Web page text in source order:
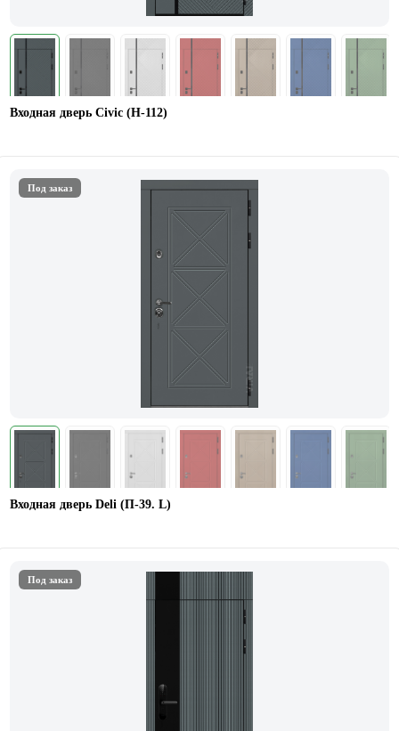
Входная дверь Civic (Н-112)
Под заказ
Входная дверь Deli (П-39. L)
Под заказ